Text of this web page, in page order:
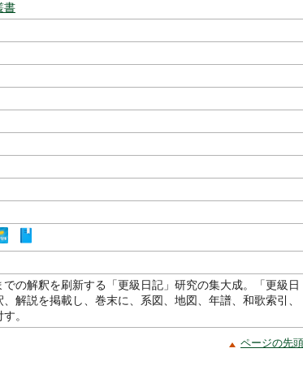
書
の解釈を刷新する「更級日記」研究の集大成。「更級日
解説を掲載し、巻末に、系図、地図、年譜、和歌索引、
。
ページの先